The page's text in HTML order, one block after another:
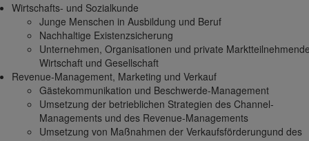
Wirtschafts- und Sozialkunde
Junge Menschen in Ausbildung und Beruf
Nachhaltige Existenzsicherung
Unternehmen, Organisationen und private
Wirtschaft und Gesellschaft
Revenue-Management, Marketing und Verkauf
Gästekommunikation und Beschwerde-Management
Umsetzung der betrieblichen Strategien des Channel-
Managements und des Revenue-Managements
Umsetzung von Maßnahmen der Verkaufsförderungund des